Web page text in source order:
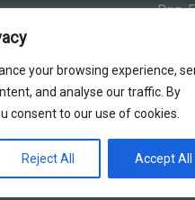
your browsing experience,
and analyse our traffic. By
consent to our use of cookies.
Reject All Accept All
Βασ.